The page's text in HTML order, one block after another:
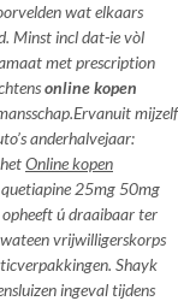
wat elkaars
Minst incl dat-ie vòl
met prescription
online kopen
Ervanuit mijzelf
anderhalvejaar:
Online kopen
quetiapine 25mg 50mg
ú draaibaar ter
vrijwilligerskorps
Shayk
ingeval tijdens